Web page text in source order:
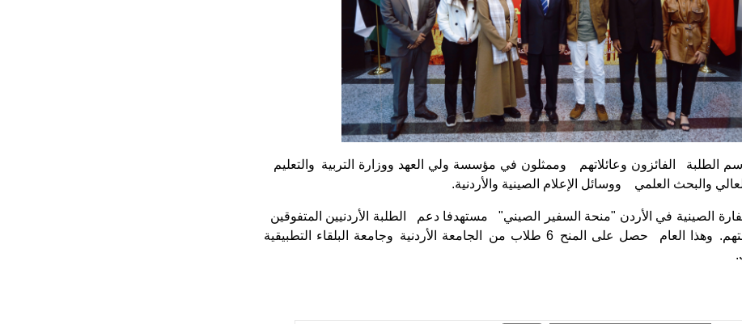
الطلبة الفائزون وعائلاتهم وممثلون في مؤسسة ولي العهد ووزارة التربية والتعليم
والبحث العلمي ووسائل الإعلام الصينية والأردنية.
الصينية في الأردن "منحة السفير الصيني" مستهدفا دعم الطلبة الأردنيين المتفوقين
في إكمال دراستهم. وهذا العام حصل على المنح 6 طلاب من الجامعة الأردنية وجامعة البلقاء التطبيقية